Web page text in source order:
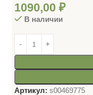
1090,00₽
В наличии
Артикул:s00469775